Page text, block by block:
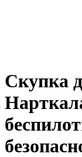
Скупка